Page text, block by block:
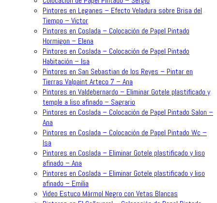
Pintores en Leganes – Efecto Veladura sobre Brisa del
Tiempo – Victor
Pintores en Coslada – Colocación de Papel Pintado
Hormigon – Elena
Pintores en Coslada – Colocación de Papel Pintado
Habitación – Isa
Pintores en San Sebastian de los Reyes – Pintar en
Tierras Valpaint Arteco 7 – Ana
Pintores en Valdebernardo – Eliminar Gotele plastificado y
temple a liso afinado – Sagrario
Pintores en Coslada – Colocación de Papel Pintado Salon –
Ana
Pintores en Coslada – Colocación de Papel Pintado Wc –
Isa
Pintores en Coslada – Eliminar Gotele plastificado y liso
afinado – Ana
Pintores en Coslada – Eliminar Gotele plastificado y liso
afinado – Emilia
Video Estuco Mármol Negro con Vetas Blancas